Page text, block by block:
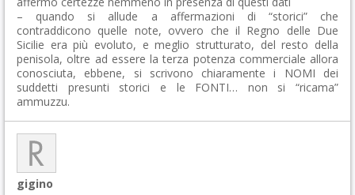
– quando si allude a affermazioni di “storici” che
contraddicono quelle note, ovvero che il Regno delle Due
Sicilie era più evoluto, e meglio strutturato, del resto della
penisola, oltre ad essere la terza potenza commerciale allora
conosciuta, ebbene, si scrivono chiaramente i NOMI dei
suddetti presunti storici e le FONTI… non si “ricama”
ammuzzu.
gigino